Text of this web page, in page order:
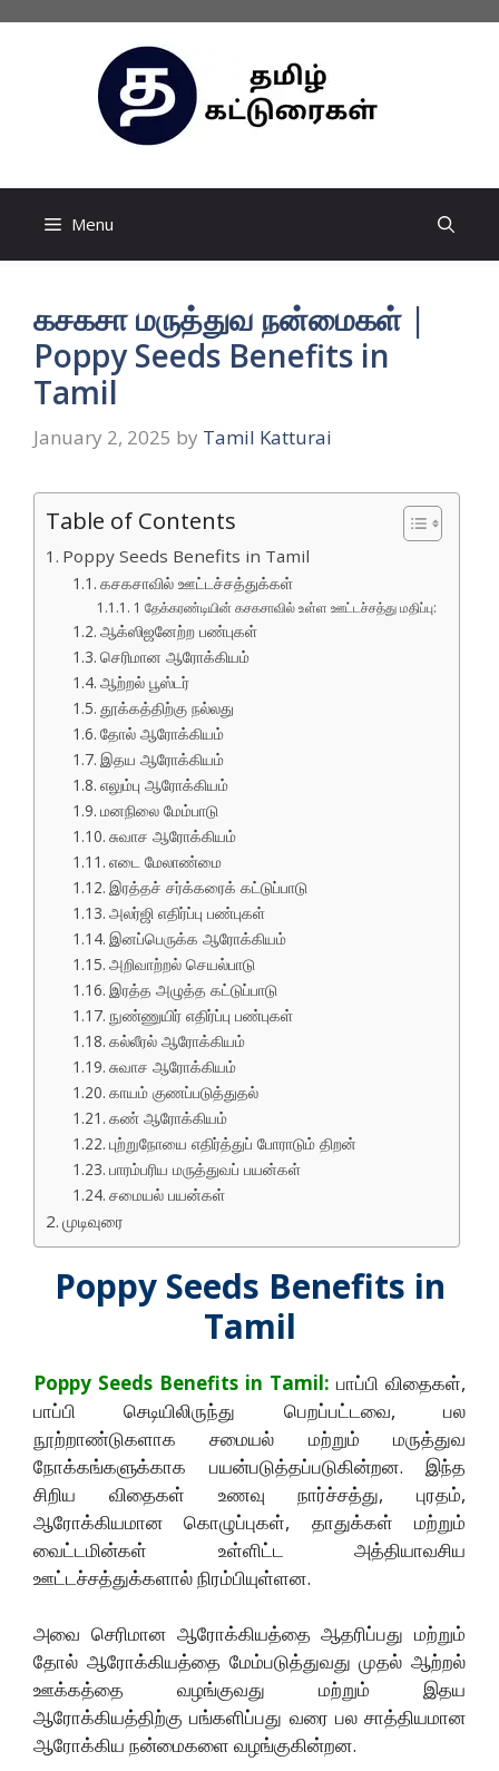
Menu
கசகசா மருத்துவ நன்மைகள் |
Poppy Seeds Benefits in
Tamil
January 2, 2025 by Tamil Katturai
Table of Contents
Poppy Seeds Benefits in Tamil
கசகசாவில் ஊட்டச்சத்துக்கள்
1 தேக்கரண்டியின் கசகசாவில் உள்ள ஊட்டச்சத்து மதிப்பு:
ஆக்ஸிஜனேற்ற பண்புகள்
செரிமான ஆரோக்கியம்
ஆற்றல் பூஸ்டர்
தூக்கத்திற்கு நல்லது
தோல் ஆரோக்கியம்
இதய ஆரோக்கியம்
எலும்பு ஆரோக்கியம்
மனநிலை மேம்பாடு
சுவாச ஆரோக்கியம்
எடை மேலாண்மை
இரத்தச் சர்க்கரைக் கட்டுப்பாடு
அலர்ஜி எதிர்ப்பு பண்புகள்
இனப்பெருக்க ஆரோக்கியம்
அறிவாற்றல் செயல்பாடு
இரத்த அழுத்த கட்டுப்பாடு
நுண்ணுயிர் எதிர்ப்பு பண்புகள்
கல்லீரல் ஆரோக்கியம்
சுவாச ஆரோக்கியம்
காயம் குணப்படுத்துதல்
கண் ஆரோக்கியம்
புற்றுநோயை எதிர்த்துப் போராடும் திறன்
பாரம்பரிய மருத்துவப் பயன்கள்
சமையல் பயன்கள்
முடிவுரை
Poppy Seeds Benefits in
Tamil
Poppy Seeds Benefits in Tamil: பாப்பி விதைகள்,
பாப்பி செடியிலிருந்து பெறப்பட்டவை, பல
நூற்றாண்டுகளாக சமையல் மற்றும் மருத்துவ
நோக்கங்களுக்காக பயன்படுத்தப்படுகின்றன. இந்த
சிறிய விதைகள் உணவு நார்ச்சத்து, புரதம்,
ஆரோக்கியமான கொழுப்புகள், தாதுக்கள் மற்றும்
வைட்டமின்கள் உள்ளிட்ட அத்தியாவசிய
ஊட்டச்சத்துக்களால் நிரம்பியுள்ளன.
அவை செரிமான ஆரோக்கியத்தை ஆதரிப்பது மற்றும்
தோல் ஆரோக்கியத்தை மேம்படுத்துவது முதல் ஆற்றல்
ஊக்கத்தை வழங்குவது மற்றும் இதய
ஆரோக்கியத்திற்கு பங்களிப்பது வரை பல சாத்தியமான
ஆரோக்கிய நன்மைகளை வழங்குகின்றன.